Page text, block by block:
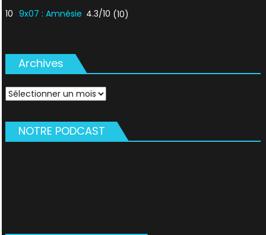
10 9x07 : Amnésie 4.3/10 (10)
Archives
Archives
NOTRE PODCAST